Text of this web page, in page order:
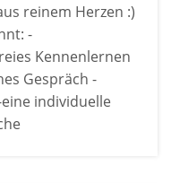
reinem Herzen :)
-
Kennenlernen
Gespräch -
individuelle